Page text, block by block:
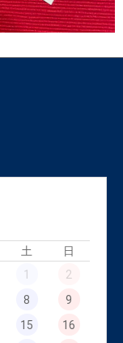
土
日
1
2
8
9
15
16